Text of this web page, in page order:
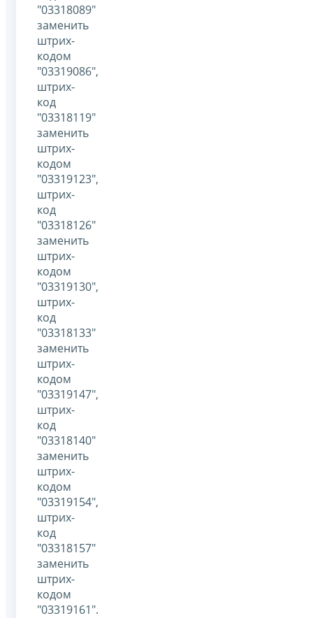
"03318089"
заменить
штрих-
кодом
"03319086",
штрих-
код
"03318119"
заменить
штрих-
кодом
"03319123",
штрих-
код
"03318126"
заменить
штрих-
кодом
"03319130",
штрих-
код
"03318133"
заменить
штрих-
кодом
"03319147",
штрих-
код
"03318140"
заменить
штрих-
кодом
"03319154",
штрих-
код
"03318157"
заменить
штрих-
кодом
"03319161".